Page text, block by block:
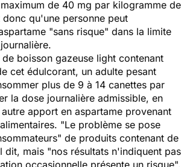
de 40 mg par kilogramme de
qu'une personne peut
"sans risque" dans la limite
boisson gazeuse light contenant
cet édulcorant, un adulte pesant
plus de 9 à 14 canettes par
la dose journalière admissible, en
apport en aspartame provenant
"Le problème se pose
de produits contenant de
dit, mais "nos résultats n'indiquent pas
occasionnelle présente un risque".